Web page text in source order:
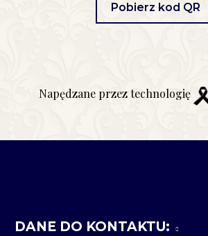
Pobierz kod QR
Napędzane przez technologię
DANE DO KONTAKTU: